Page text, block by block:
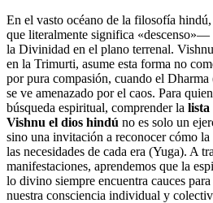
En el vasto océano de la filosofía
que literalmente significa «descenso»—
la Divinidad en el plano terrenal.
en la Trimurti, asume esta forma no
por pura compasión, cuando el
se ve amenazado por el caos. Para
búsqueda espiritual, comprender la lista
Vishnu el dios hindú no es solo un
sino una invitación a reconocer cómo la
las necesidades de cada era (Yuga). A
manifestaciones, aprendemos que la
lo divino siempre encuentra cauces
nuestra consciencia individual y